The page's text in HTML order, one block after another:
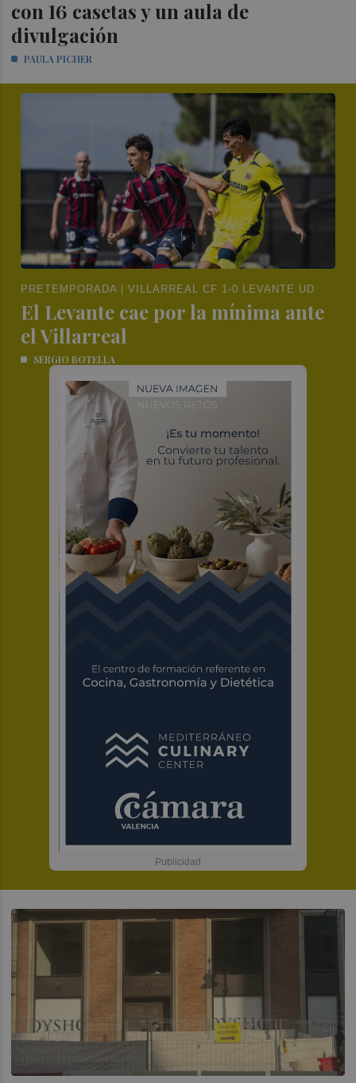
con 16 casetas y un aula de
divulgación
PAULA PICHER
PRETEMPORADA | VILLARREAL CF 1-0 LEVANTE UD
El Levante cae por la mínima ante
el Villarreal
SERGIO BOTELLA